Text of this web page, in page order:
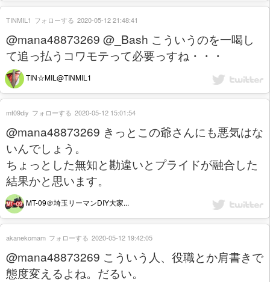
@mana48873269 @_Bash こういうのを一喝し
て追っ払うコワモテって必要っすね・・・
TIN☆MIL@TINMIL1
TINMIL1 フォローする 2020-05-12 21:48:41
@mana48873269 きっとこの爺さんにも悪気はな
いんでしょう。
ちょっとした無知と勘違いとプライドが融合した
結果かと思います。
MT-09＠埼玉リーマンDIY大家...
mt09diy フォローする 2020-05-12 15:01:54
@mana48873269 こういう人、役職とか肩書きで
態度変えるよね。だるい。
akanekomam フォローする 2020-05-12 19:42:05